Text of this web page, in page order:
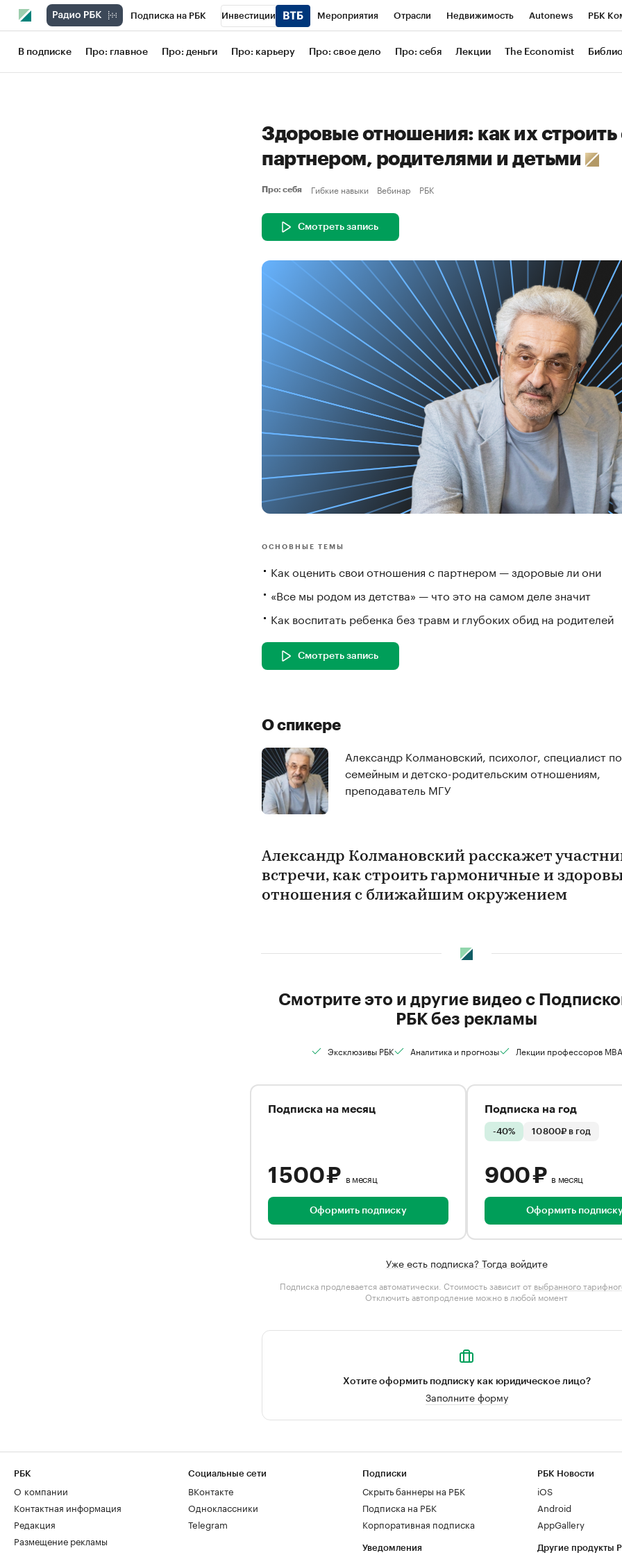
Подписка на РБК Инвестиции Мероприятия Отрасли Недвижимость Autonews РБК
Школа управления РБК РБК Образование РБК Life Тренды Визионеры
В подписке Про: главное Про: деньги Про: карьеру Про: свое дело Про: себя Лекции The Economist
Здоровые отношения: как их строить
партнером, родителями и детьми
Про: себя Гибкие навыки Вебинар РБК
Смотреть запись
ОСНОВНЫЕ ТЕМЫ
Как оценить свои отношения с партнером — здоровые ли они
«Все мы родом из детства» — что это на самом деле значит
Как воспитать ребенка без травм и глубоких обид на родителей
Смотреть запись
О спикере
Александр Колмановский, психолог, специалист по
семейным и детско-родительским отношениям,
преподаватель МГУ
Александр Колмановский расскажет
встречи, как строить гармоничные и
отношения с ближайшим окружением
Смотрите это и другие видео с
РБК без рекламы
Эксклюзивы РБК Аналитика и прогнозы Лекции профессоров MBA
Подписка на месяц
1 500 ₽ в месяц
Оформить подписку
Подписка на год
-40% 10 800₽ в год
900 ₽ в месяц
Оформить
Уже есть подписка? Тогда войдите
Подписка продлевается автоматически. Стоимость зависит от выбранного
Отключить автопродление можно в любой момент
Хотите оформить подписку как юридическое лицо?
Заполните форму
РБК
О компании
Контактная информация
Редакция
Размещение рекламы
Социальные сети
ВКонтакте
Одноклассники
Telegram
Подписки
Скрыть баннеры на РБК
Подписка на РБК
Корпоративная подписка
Уведомления
РБК Новости
iOS
Android
AppGallery
Другие продукты